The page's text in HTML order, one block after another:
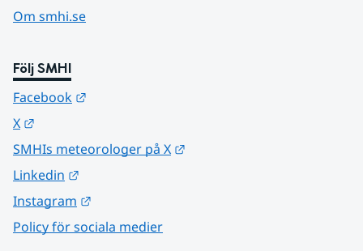
Om smhi.se
Följ SMHI
Facebook
X
SMHIs meteorologer på X
Linkedin
Instagram
Policy för sociala medier